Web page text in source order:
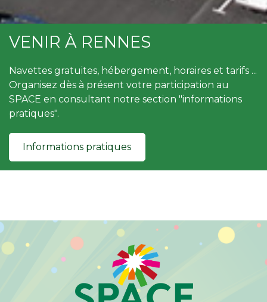
VENIR À RENNES
Navettes gratuites, hébergement, horaires et tarifs ...
Organisez dès à présent votre participation au
SPACE en consultant notre section "informations
pratiques".
Informations pratiques